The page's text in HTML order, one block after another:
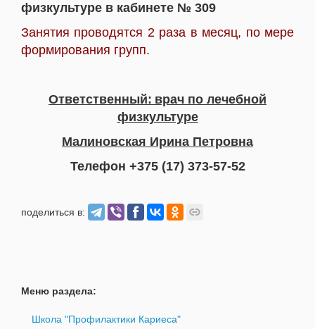
физкультуре в кабинете № 309
Занятия проводятся 2 раза в месяц, по мере
формирования групп.
Ответственный: врач по лечебной
физкультуре
Малиновская Ирина Петровна
Телефон +375 (17) 373-57-52
поделиться в:
Меню раздела:
Школа "Профилактики Кариеса"